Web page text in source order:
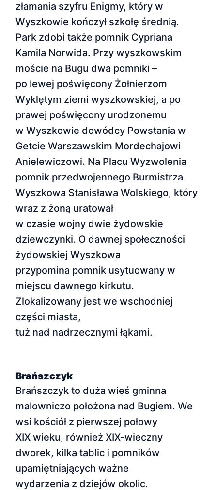
złamania szyfru Enigmy, który w
Wyszkowie kończył szkołę średnią.
Park zdobi także pomnik Cypriana
Kamila Norwida. Przy wyszkowskim
moście na Bugu dwa pomniki –
po lewej poświęcony Żołnierzom
Wyklętym ziemi wyszkowskiej, a po
prawej poświęcony urodzonemu
w Wyszkowie dowódcy Powstania w
Getcie Warszawskim Mordechajowi
Anielewiczowi. Na Placu Wyzwolenia
pomnik przedwojennego Burmistrza
Wyszkowa Stanisława Wolskiego, który
wraz z żoną uratował
w czasie wojny dwie żydowskie
dziewczynki. O dawnej społeczności
żydowskiej Wyszkowa
przypomina pomnik usytuowany w
miejscu dawnego kirkutu.
Zlokalizowany jest we wschodniej
części miasta,
tuż nad nadrzecznymi łąkami.
Brańszczyk
Brańszczyk to duża wieś gminna
malowniczo położona nad Bugiem. We
wsi kościół z pierwszej połowy
XIX wieku, również XIX-wieczny
dworek, kilka tablic i pomników
upamiętniających ważne
wydarzenia z dziejów okolic.